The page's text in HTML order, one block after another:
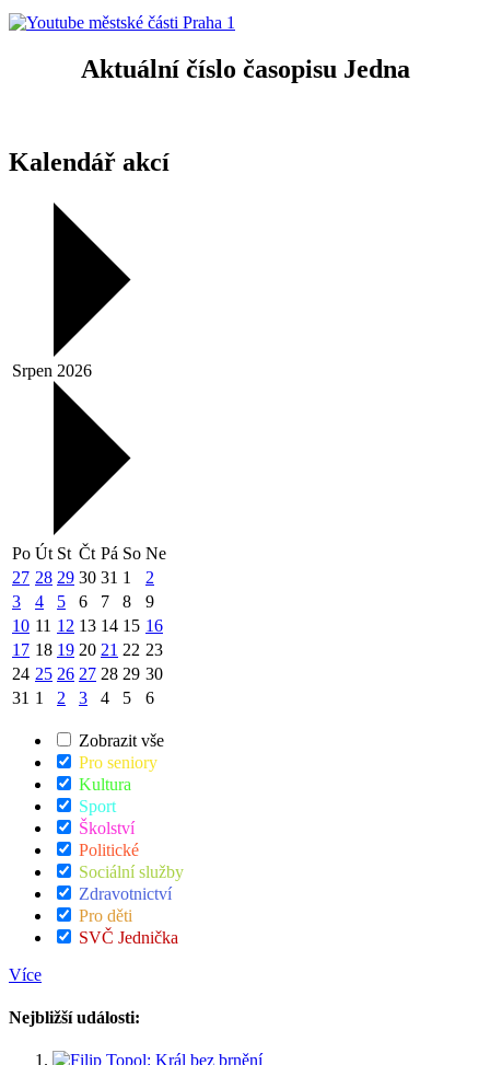
Aktuální číslo časopisu Jedna
Kalendář akcí
Srpen 2026
Po Út St Čt Pá So Ne
27 28 29 30 31 1
2
3
4 5 6 7 8
9
10 11 12 13 14 15 16
17 18 19 20 21 22 23
24 25 26 27 28 29 30
31 1 2 3 4 5 6
Zobrazit vše
Pro seniory
Kultura
Sport
Školství
Politické
Sociální služby
Zdravotnictví
Pro děti
SVČ Jednička
Více
Nejbližší události: